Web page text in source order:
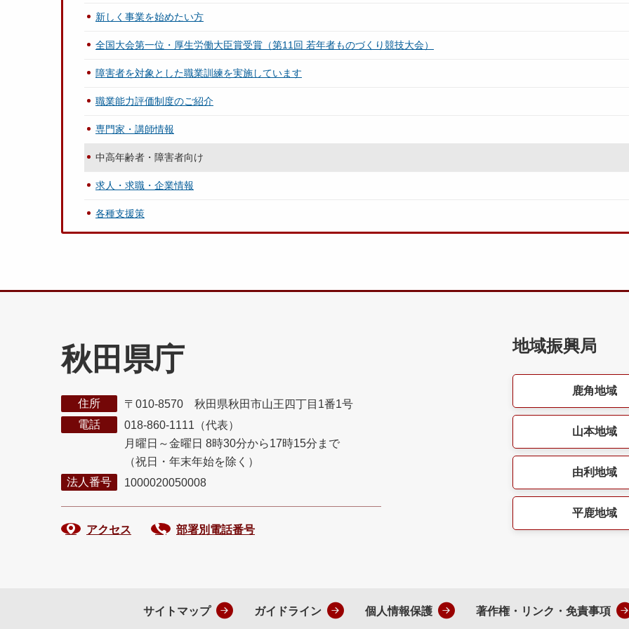
新しく事業を始めたい方
全国大会第一位・厚生労働大臣賞受賞（第11回 若年者ものづくり競技大会）
障害者を対象とした職業訓練を実施しています
職業能力評価制度のご紹介
専門家・講師情報
中高年齢者・障害者向け
求人・求職・企業情報
各種支援策
秋田県庁
住所
〒010-8570 秋田県秋田市山王四丁目1番1号
電話
018-860-1111（代表）
月曜日～金曜日 8時30分から17時15分まで
（祝日・年末年始を除く）
法人番号
1000020050008
アクセス 部署別電話番号
地域振興局
鹿角地域
山本地域
由利地域
平鹿地域
サイトマップ ガイドライン 個人情報保護 著作権・リンク・免責事項